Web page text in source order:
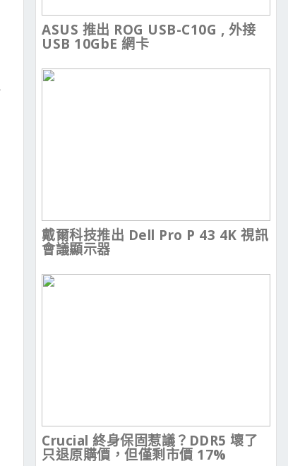
ASUS 推出 ROG USB-C10G , 外接
USB 10GbE 網卡
戴爾科技推出 Dell Pro P 43 4K 視訊
會議顯示器
Crucial 終身保固惹議？DDR5 壞了
只退原購價，但僅剩市價 17%